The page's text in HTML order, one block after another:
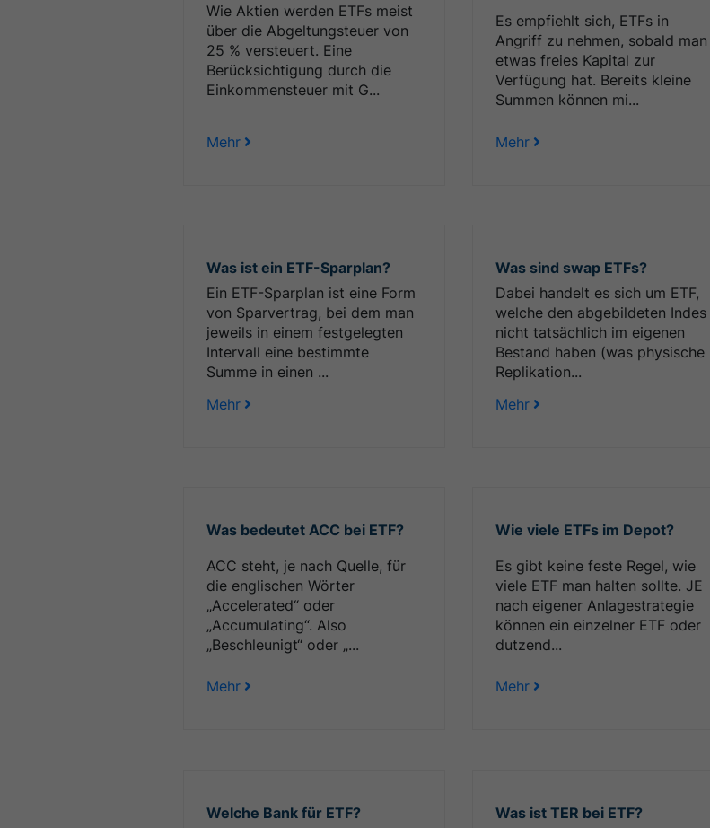
Wie Aktien werden ETFs meist
über die Abgeltungsteuer von
25 % versteuert. Eine
Berücksichtigung durch die
Einkommensteuer mit G...
Mehr
Es empfiehlt sich, ETFs in
Angriff zu nehmen, sobald man
etwas freies Kapital zur
Verfügung hat. Bereits kleine
Summen können mi...
Mehr
Was ist ein ETF-Sparplan?
Ein ETF-Sparplan ist eine Form
von Sparvertrag, bei dem man
jeweils in einem festgelegten
Intervall eine bestimmte
Summe in einen ...
Mehr
Was sind swap ETFs?
Dabei handelt es sich um ETF,
welche den abgebildeten Indes
nicht tatsächlich im eigenen
Bestand haben (was physische
Replikation...
Mehr
Was bedeutet ACC bei ETF?
ACC steht, je nach Quelle, für
die englischen Wörter
„Accelerated“ oder
„Accumulating“. Also
„Beschleunigt“ oder „...
Mehr
Wie viele ETFs im Depot?
Es gibt keine feste Regel, wie
viele ETF man halten sollte. JE
nach eigener Anlagestrategie
können ein einzelner ETF oder
dutzend...
Mehr
Welche Bank für ETF?
Was ist TER bei ETF?